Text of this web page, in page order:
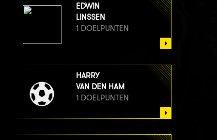
EDWIN
LINSSEN
1 DOELPUNTEN
HARRY
VAN DEN HAM
1 DOELPUNTEN